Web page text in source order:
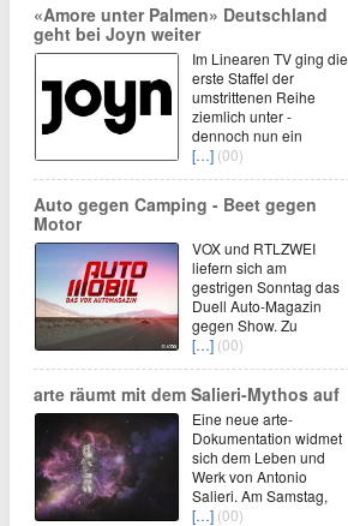
«Amore unter Palmen» Deutschland
geht bei Joyn weiter
Im Linearen TV ging die
erste Staffel der
umstrittenen Reihe
ziemlich unter -
dennoch nun ein
[…] (00)
Auto gegen Camping - Beet gegen
Motor
VOX und RTLZWEI
liefern sich am
gestrigen Sonntag das
Duell Auto-Magazin
gegen Show. Zu
[…] (00)
arte räumt mit dem Salieri-Mythos auf
Eine neue arte-
Dokumentation widmet
sich dem Leben und
Werk von Antonio
Salieri. Am Samstag,
[…] (00)